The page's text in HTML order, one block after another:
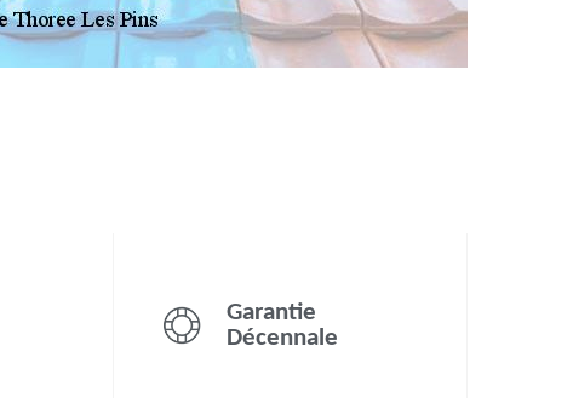
Garantie
Décennale